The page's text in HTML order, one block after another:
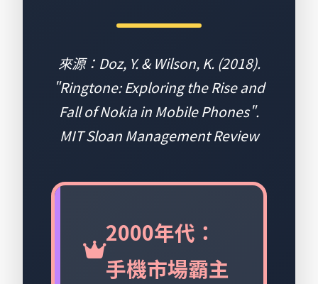
來源：Doz, Y. & Wilson, K. (2018).
"Ringtone: Exploring the Rise and
Fall of Nokia in Mobile Phones".
MIT Sloan Management Review
2000年代：
手機市場霸主